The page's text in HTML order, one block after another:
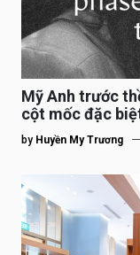
Mỹ Anh trước
cột mốc đặc
tế”
by Huyền My Trương